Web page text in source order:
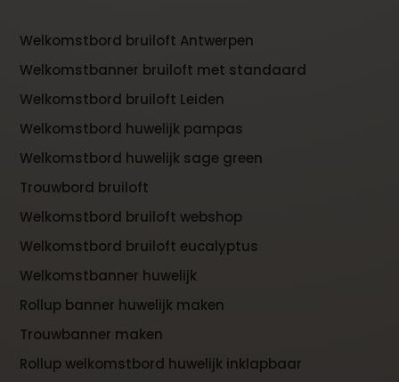
Welkomstbord bruiloft Antwerpen
Welkomstbanner bruiloft met standaard
Welkomstbord bruiloft Leiden
Welkomstbord huwelijk pampas
Welkomstbord huwelijk sage green
Trouwbord bruiloft
Welkomstbord bruiloft webshop
Welkomstbord bruiloft eucalyptus
Welkomstbanner huwelijk
Rollup banner huwelijk maken
Trouwbanner maken
Rollup welkomstbord huwelijk inklapbaar